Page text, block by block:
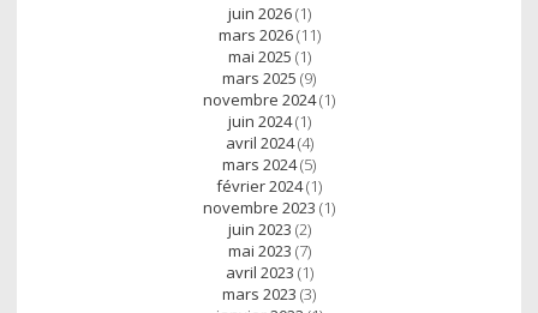
juin 2026(1)
mars 2026(11)
mai 2025 (1)
mars 2025 (9)
novembre 2024(1)
juin 2024(1)
avril 2024(4)
mars 2024(5)
février 2024(1)
novembre 2023 (1)
juin 2023 (2)
mai 2023 (7)
avril 2023 (1)
mars 2023 (3)